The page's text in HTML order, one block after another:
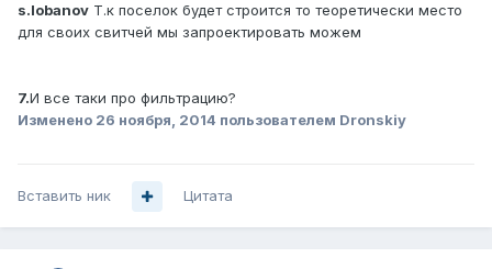
s.lobanov Т.к поселок будет строится то теоретически место
для своих свитчей мы запроектировать можем
7.И все таки про фильтрацию?
Изменено 26 ноября, 2014 пользователем Dronskiy
Вставить ник Цитата